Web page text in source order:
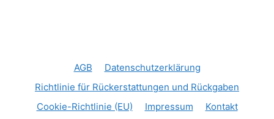
AGB
Datenschutzerklärung
Richtlinie für Rückerstattungen und Rückgaben
Cookie-Richtlinie (EU)
Impressum Kontakt